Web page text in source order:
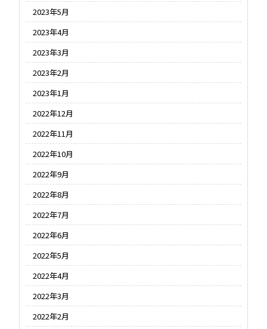
2023年5月
2023年4月
2023年3月
2023年2月
2023年1月
2022年12月
2022年11月
2022年10月
2022年9月
2022年8月
2022年7月
2022年6月
2022年5月
2022年4月
2022年3月
2022年2月